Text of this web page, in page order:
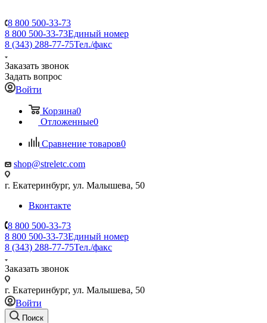
8 800 500-33-73
8 800 500-33-73Единый номер
8 (343) 288-77-75Тел./факс
Заказать звонок
Задать вопрос
Войти
Корзина0
Отложенные0
Сравнение товаров0
shop@streletc.com
г. Екатеринбург, ул. Малышева, 50
Вконтакте
8 800 500-33-73
8 800 500-33-73Единый номер
8 (343) 288-77-75Тел./факс
Заказать звонок
г. Екатеринбург, ул. Малышева, 50
Войти
Поиск